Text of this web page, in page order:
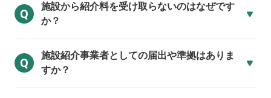
Q
施設から紹介料を受け取らないのはなぜです
か？
Q
施設紹介事業者としての届出や準拠はありま
すか？